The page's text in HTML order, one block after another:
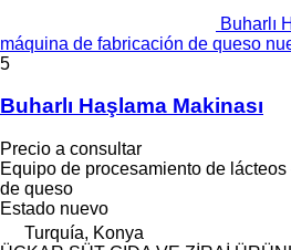
Buharlı
máquina de fabricación de queso
5
Buharlı Haşlama Makinası
Precio a consultar
Equipo de procesamiento de
de queso
Estado nuevo
Turquía, Konya